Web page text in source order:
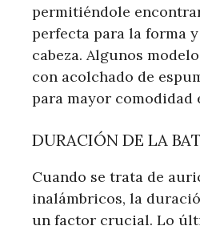
permitiéndole
perfecta para la forma
cabeza. Algunos
con acolchado de
para mayor comodidad
DURACIÓN DE LA
Cuando se trata de
inalámbricos, la
un factor crucial. Lo